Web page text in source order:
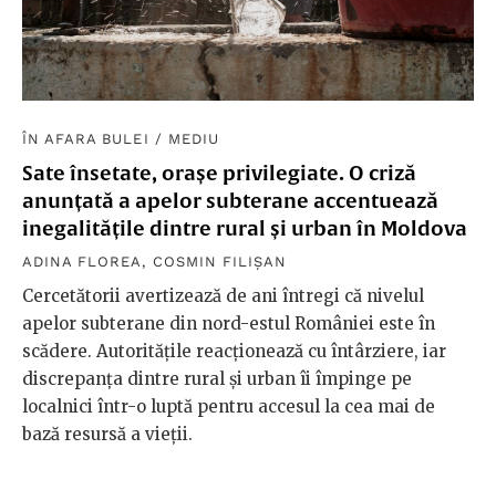
ÎN AFARA BULEI / MEDIU
Sate însetate, orașe privilegiate. O criză
anunțată a apelor subterane accentuează
inegalitățile dintre rural și urban în Moldova
ADINA FLOREA , COSMIN FILIȘAN
Cercetătorii avertizează de ani întregi că nivelul
apelor subterane din nord-estul României este în
scădere. Autoritățile reacționează cu întârziere, iar
discrepanța dintre rural și urban îi împinge pe
localnici într-o luptă pentru accesul la cea mai de
bază resursă a vieții.